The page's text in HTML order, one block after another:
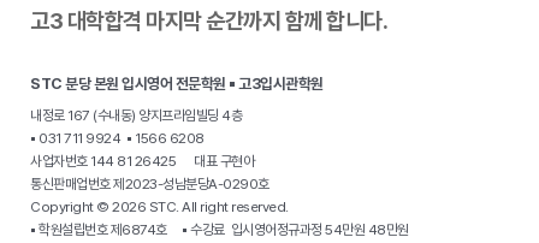
고3 대학합격 마지막 순간까지 함께 합니다.
STC 분당 본원 입시영어 전문학원 ▪ 고3입시관학원
내정로 167 (수내동) 양지프라임빌딩 4층
▪ 031 711 9924 ▪ 1566 6208
사업자번호 144 81 26425 대표 구현아
통신판매업번호 제2023-성남분당A-0290호
Copyright © 2026 STC. All right reserved.
▪ 학원설립번호 제6874호 ▪ 수강료 입시영어정규과정 54만원 48만원